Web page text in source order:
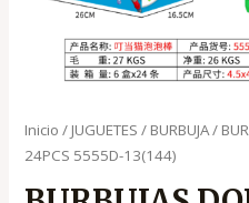
Inicio / JUGUETES / BURBUJA/
24PCS 5555D-13(144)